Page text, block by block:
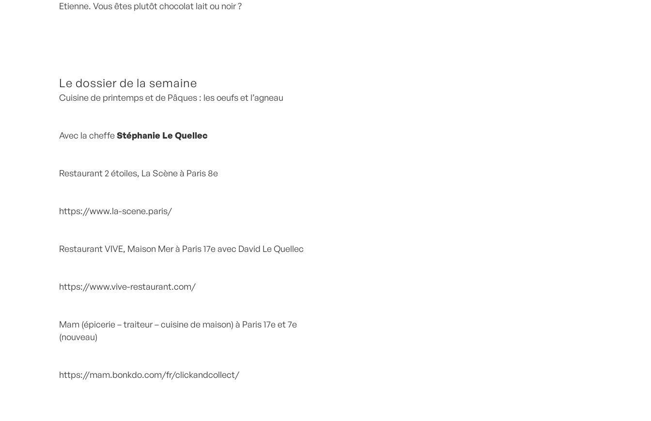
Etienne. Vous êtes plutôt chocolat lait ou noir ?
Le dossier de la semaine
Cuisine de printemps et de Pâques : les oeufs et l’agneau
Avec la cheffeStéphanie Le Quellec
Restaurant 2 étoiles, La Scène à Paris 8e
https://www.la-scene.paris/
Restaurant VIVE, Maison Mer à Paris 17e avec David Le Quellec
https://www.vive-restaurant.com/
Mam (épicerie – traiteur – cuisine de maison) à Paris 17e et 7e
(nouveau)
https://mam.bonkdo.com/fr/clickandcollect/